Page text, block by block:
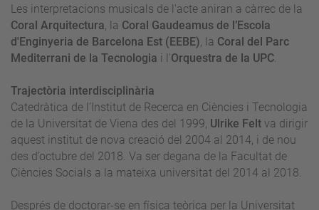
Les interpretacions musicals de l'acte aniran a càrrec de la
Coral Arquitectura, la Coral Gaudeamus de l’Escola
d'Enginyeria de Barcelona Est (EEBE), la Coral del Parc
Mediterrani de la Tecnologia i l'Orquestra de la UPC.
Trajectòria interdisciplinària
Catedràtica de l’Institut de Recerca en Ciències i Tecnologia
de la Universitat de Viena des del 1999, Ulrike Felt va dirigir
aquest institut de nova creació del 2004 al 2014, i de nou
des d’octubre del 2018. Va ser degana de la Facultat de
Ciències Socials a la mateixa universitat del 2014 al 2018.
Després de doctorar-se en física teòrica per la Universitat